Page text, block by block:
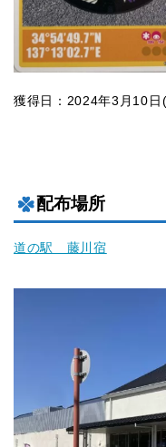
獲得日：2024年3月10日
配布場所
道の駅 藤川宿